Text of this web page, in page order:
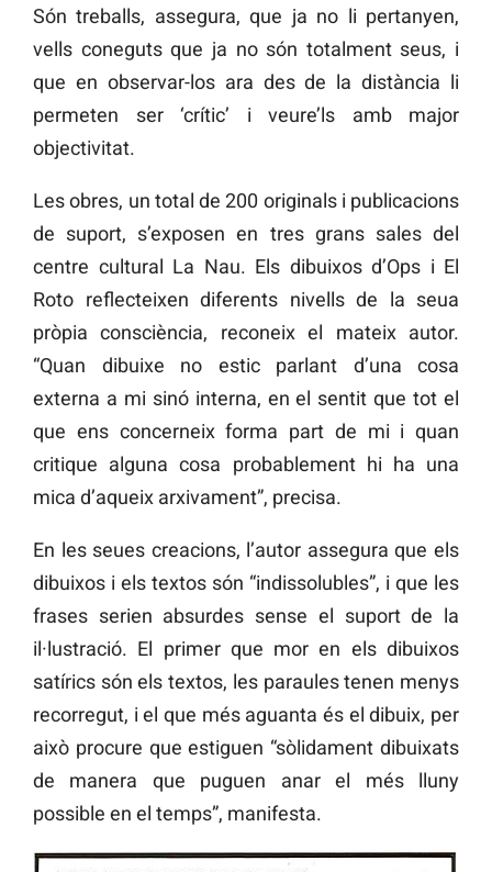
Són treballs, assegura, que ja no li pertanyen,
vells coneguts que ja no són totalment seus, i
que en observar-los ara des de la distància li
permeten ser ‘crític’ i veure’ls amb major
objectivitat.
Les obres, un total de 200 originals i publicacions
de suport, s’exposen en tres grans sales del
centre cultural La Nau. Els dibuixos d’Ops i El
Roto reflecteixen diferents nivells de la seua
pròpia consciència, reconeix el mateix autor.
“Quan dibuixe no estic parlant d’una cosa
externa a mi sinó interna, en el sentit que tot el
que ens concerneix forma part de mi i quan
critique alguna cosa probablement hi ha una
mica d’aqueix arxivament”, precisa.
En les seues creacions, l’autor assegura que els
dibuixos i els textos són “indissolubles”, i que les
frases serien absurdes sense el suport de la
il·lustració. El primer que mor en els dibuixos
satírics són els textos, les paraules tenen menys
recorregut, i el que més aguanta és el dibuix, per
això procure que estiguen “sòlidament dibuixats
de manera que puguen anar el més lluny
possible en el temps”, manifesta.